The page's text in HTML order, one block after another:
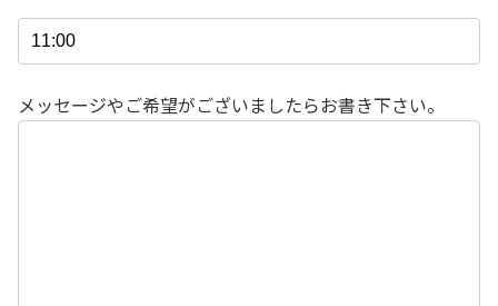
メッセージやご希望がございましたらお書き下さい。